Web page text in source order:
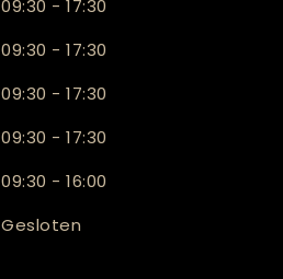
09:30 - 17:30
09:30 - 17:30
09:30 - 17:30
09:30 - 17:30
09:30 - 16:00
Gesloten